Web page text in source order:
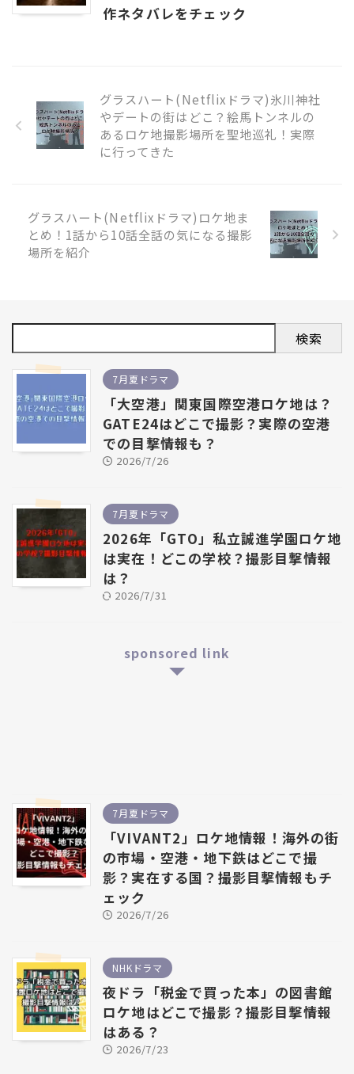
作ネタバレをチェック
グラスハート(Netflixドラマ)氷川神社
やデートの街はどこ？絵馬トンネルの
あるロケ地撮影場所を聖地巡礼！実際
に行ってきた
グラスハート(Netflixドラマ)ロケ地ま
とめ！1話から10話全話の気になる撮影
場所を紹介
検索
7月夏ドラマ
「大空港」関東国際空港ロケ地は？
GATE24はどこで撮影？実際の空港
での目撃情報も？
2026/7/26
7月夏ドラマ
2026年「GTO」私立誠進学園ロケ地
は実在！どこの学校？撮影目撃情報
は？
2026/7/31
sponsored link
7月夏ドラマ
「VIVANT2」ロケ地情報！海外の街
の市場・空港・地下鉄はどこで撮
影？実在する国？撮影目撃情報もチ
ェック
2026/7/26
NHKドラマ
夜ドラ「税金で買った本」の図書館
ロケ地はどこで撮影？撮影目撃情報
はある？
2026/7/23